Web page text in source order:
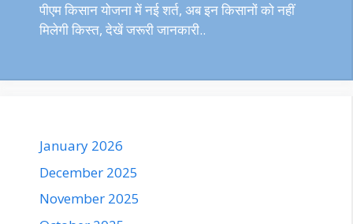
पीएम किसान योजना में नई शर्त, अब इन किसानों को नहीं
मिलेगी किस्त, देखें जरूरी जानकारी..
January 2026
December 2025
November 2025